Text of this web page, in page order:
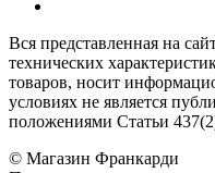
Вся представленная на
технических
товаров, носит
условиях не является
положениями Статьи
© Магазин Франкарди